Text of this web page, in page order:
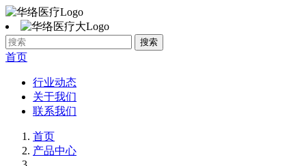
首页
行业动态
关于我们
联系我们
首页
产品中心